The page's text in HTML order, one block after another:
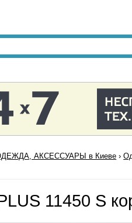
АКСЕССУАРЫ в Киеве ›
11450 S